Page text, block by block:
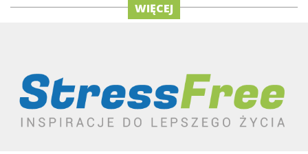
WIĘCEJ